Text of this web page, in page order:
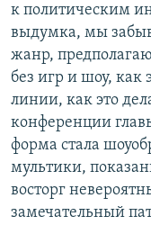
к политическим
выдумка, мы
жанр,
без игр и шоу, как
линии, как это
конференции
форма стала
мультики,
восторг
замечательный